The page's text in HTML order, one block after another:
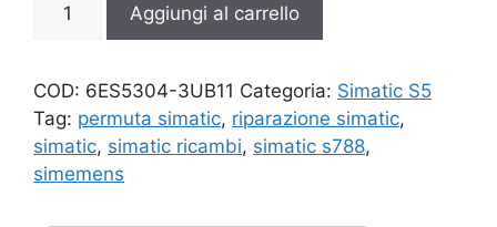
3UB11
Aggiungi al carrello
COD: 6ES5304-3UB11 Categoria: Simatic S5
Tag: permuta simatic, riparazione simatic,
simatic, simatic ricambi, simatic s788,
simemens